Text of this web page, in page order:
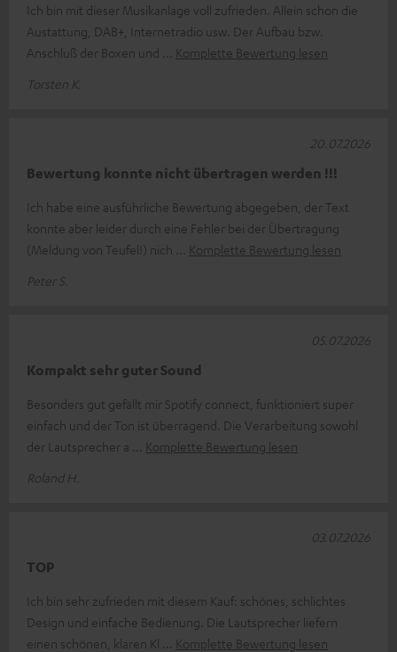
Ich bin mit dieser Musikanlage voll zufrieden. Allein schon die
Austattung, DAB+, Internetradio usw. Der Aufbau bzw.
Anschluß der Boxen und
Komplette Bewertung lesen
Torsten K.
Bewertung konnte nicht übertragen werden !!!
Ich habe eine ausführliche Bewertung abgegeben, der Text
konnte aber leider durch eine Fehler bei der Übertragung
(Meldung von Teufel!) nich
Komplette Bewertung lesen
Peter S.
20.07.2026
Kompakt sehr guter Sound
Besonders gut gefällt mir Spotify connect, funktioniert super
einfach und der Ton ist überragend. Die Verarbeitung sowohl
der Lautsprecher a
Komplette Bewertung lesen
Roland H.
05.07.2026
TOP
Ich bin sehr zufrieden mit diesem Kauf: schönes, schlichtes
Design und einfache Bedienung. Die Lautsprecher liefern
einen schönen, klaren Kl
Komplette Bewertung lesen
03.07.2026